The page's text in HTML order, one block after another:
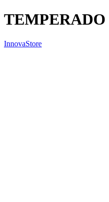
InnovaStore